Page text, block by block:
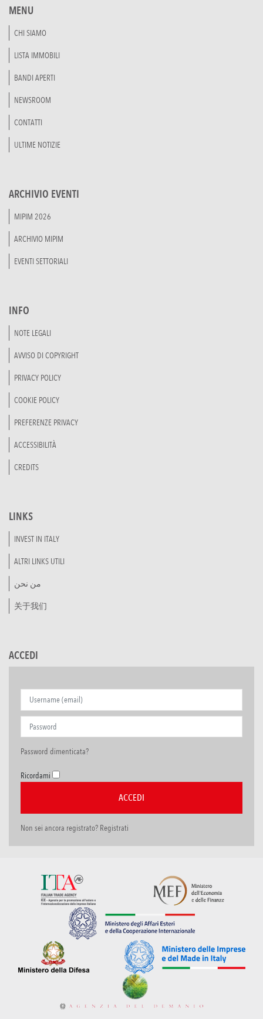
MENU
CHI SIAMO
LISTA IMMOBILI
BANDI APERTI
NEWSROOM
CONTATTI
ULTIME NOTIZIE
ARCHIVIO EVENTI
MIPIM 2026
ARCHIVIO MIPIM
EVENTI SETTORIALI
INFO
NOTE LEGALI
AVVISO DI COPYRIGHT
PRIVACY POLICY
COOKIE POLICY
PREFERENZE PRIVACY
ACCESSIBILITÀ
CREDITS
LINKS
INVEST IN ITALY
ALTRI LINKS UTILI
من نحن
关于我们
ACCEDI
Password dimenticata?
Ricordami
Non sei ancora registrato? Registrati